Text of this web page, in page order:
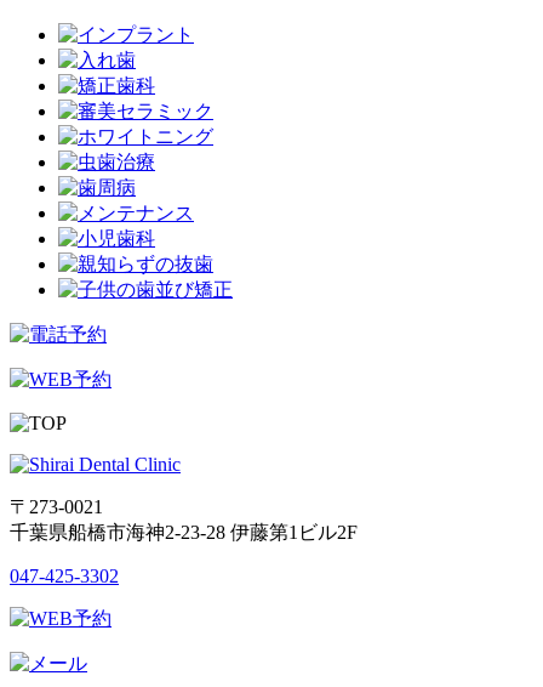
〒273-0021
千葉県船橋市海神2-23-28 伊藤第1ビル2F
047-425-3302